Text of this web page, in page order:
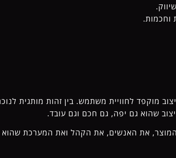
וחכמות.
מוקפד לחוויית משתמש. בין זהות מותגית
המוצר, את האנשים, את הקהל ואת המערכת שהוא